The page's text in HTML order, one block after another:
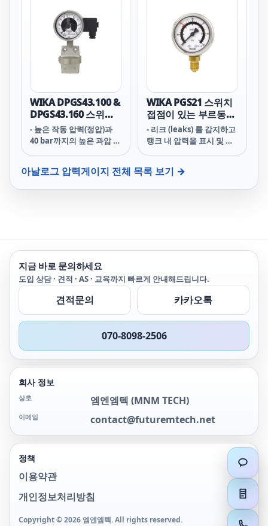
gaseous, dry, clean, oil-
and grease-free media,
also in aggressive
environments
WIKA DPGS43.100 &
DPGS43.160 스위치
접점이 있는 차압계
- 높은 작동 압력(정압)과
40 bar까지의 높은 과압 안
WIKA PGS21 스위치
접점이 있는 부르동관
압력계
- 리크 (leaks) 를 감지하고
탱크 내 압력을 표시 및 모
아날로그 압력게이지 전체 목록 보기 →
지금 바로 문의하세요
도입 상담 · 견적 · AS · 교육까지 빠르게 안내해드립니다.
견적문의 카카오톡
070-8098-2506
회사 정보
상호 엠엔엠텍 (MNM TECH)
이메일 contact@futuremtech.net
정책
이용약관
개인정보처리방침
Copyright ©2026 엠엔엠텍. All rights reserved.